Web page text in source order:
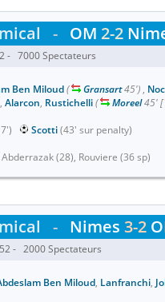
- OM 2-2
- 7000 Spectateurs
Ben Miloud( Gransart45') ,
, Alarcon, Rustichelli( Moreel45'[
Scotti(43' sur penalty)
(28), Rouviere (36 sp)
- Nimes 3-2
- 2000 Spectateurs
Ben Miloud, Lanfranchi,